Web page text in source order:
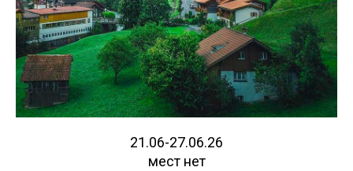
21.06-27.06.26
мест нет